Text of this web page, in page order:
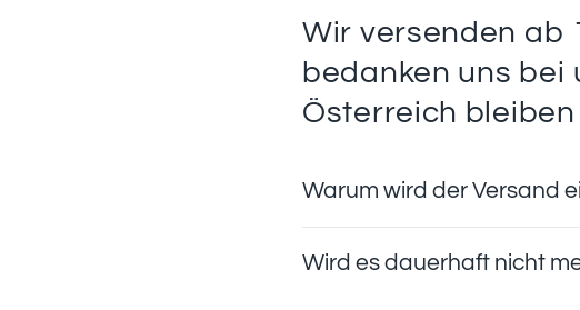
Wir versenden ab
bedanken uns bei
Österreich
Warum wird der Versand
Wird es dauerhaft nicht